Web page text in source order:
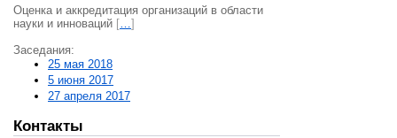
Оценка и аккредитация организаций в области
науки и инноваций […]
Заседания:
25 мая 2018
5 июня 2017
27 апреля 2017
Контакты